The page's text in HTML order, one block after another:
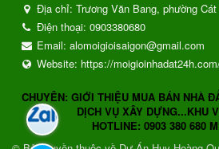
Địa chỉ: Trương Văn Bang, phường
Điện thoại: 0903380680
Email: alomoigioisaigon@gmail.com
Website: https://
CHUYÊN: GIỚI THIỆU MUA BÁN NHÀ
DỊCH VỤ XÂY DỰNG...KHU
HOTLINE: 0903 380 680